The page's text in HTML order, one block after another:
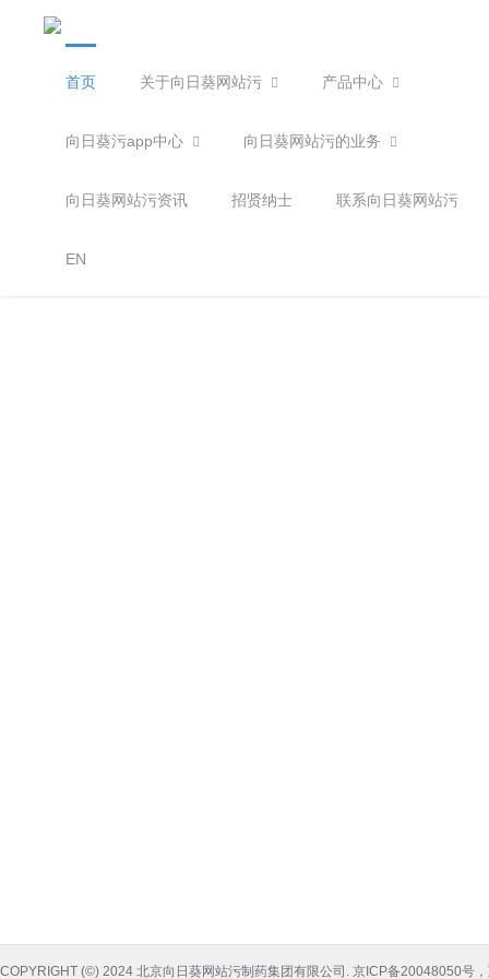
首页 关于向日葵网站污 产品中心
向日葵污app中心 向日葵网站污的业务
向日葵网站污资讯 招贤纳士 联系向日葵网站污
EN
COPYRIGHT (©) 2024 北京向日葵网站污制药集团有限公司. 京ICP备20048050号